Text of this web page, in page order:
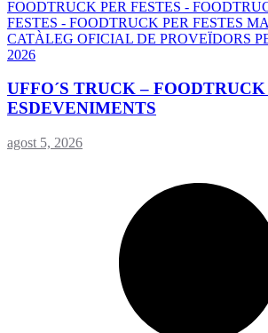
CATÀLEG OFICIAL DE PROVEÏDORS
2026
UFFO´S TRUCK –
ESDEVENIMENTS
agost 5, 2026